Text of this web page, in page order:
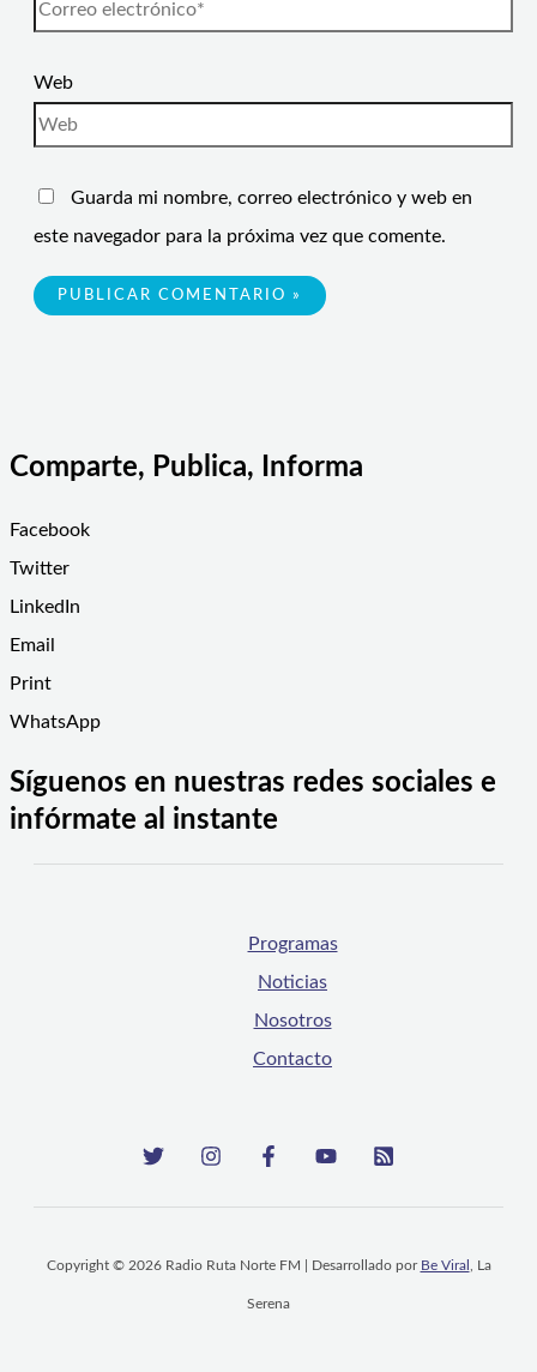
Web
Guarda mi nombre, correo electrónico y web en
este navegador para la próxima vez que comente.
Comparte, Publica, Informa
Facebook
Twitter
LinkedIn
Email
Print
WhatsApp
Síguenos en nuestras redes sociales e
infórmate al instante
Programas
Noticias
Nosotros
Contacto
Copyright © 2026 Radio Ruta Norte FM | Desarrollado por Be Viral , La
Serena